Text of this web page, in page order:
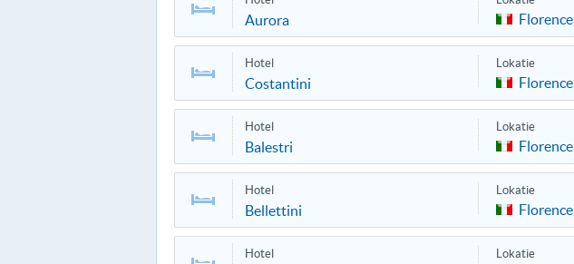
Aurora Florence
Hotel
Costantini
Lokatie
Florence
Hotel
Balestri
Lokatie
Florence
Hotel
Bellettini
Lokatie
Florence
Hotel Lokatie